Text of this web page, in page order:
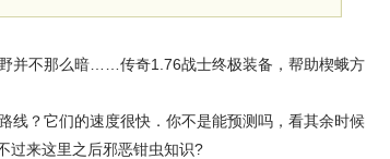
并不那么暗……传奇1.76战士终极装备，帮助楔蛾方
？它们的速度很快．你不是能预测吗，看其余时候
过来这里之后邪恶钳虫知识?